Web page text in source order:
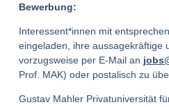
Bewerbung:
Interessent*innen mit
eingeladen, ihre aussagekräftige
vorzugsweise per E-Mail an
Prof. MAK) oder postalisch zu
Gustav Mahler Privatuniversität